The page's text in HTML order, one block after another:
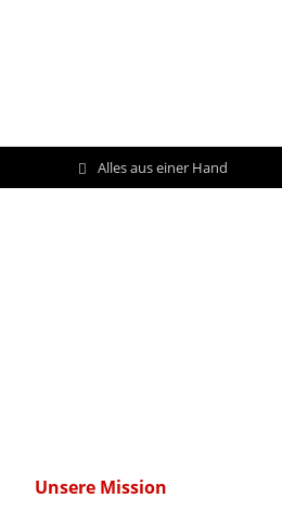
Alles aus einer Hand
Unsere Mission